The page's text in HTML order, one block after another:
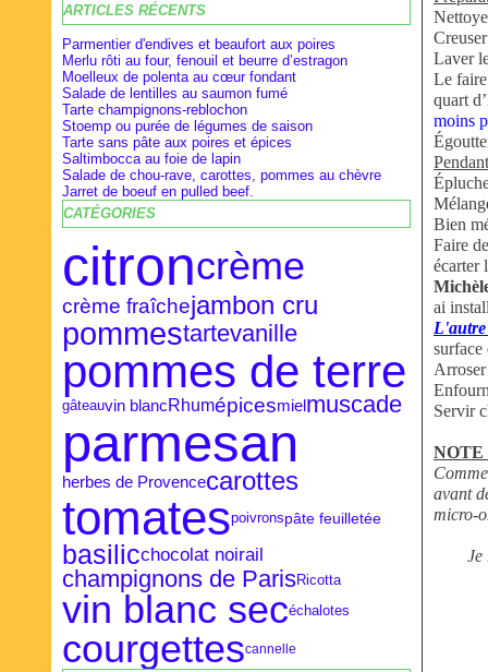
Février(9)
Janvier(8)
Février(16)
Janvier(18)
Avril(28)
Mars(27)
ARTICLES RÉCENTS
Parmentier d'endives et beaufort aux poires
Merlu rôti au four, fenouil et beurre d’estragon
Moelleux de polenta au cœur fondant
Salade de lentilles au saumon fumé
Tarte champignons-reblochon
Stoemp ou purée de légumes de saison
Tarte sans pâte aux poires et épices
Saltimbocca au foie de lapin
Salade de chou-rave, carottes, pommes au chèvre
Jarret de boeuf en pulled beef.
CATÉGORIES
citroncrème
crème fraîchejambon cru
pommestartevanille
pommes de terre
gâteauvin blancRhumépicesmielmuscade
parmesan
herbes de Provencecarottes
tomatespoivronspâte feuilletée
basilicchocolat noirail
champignons de ParisRicotta
vin blanc secéchalotes
courgettescannelle
Laver
Le faire
quart
moins
Bien
Faire
écarter
ai
surface
Servir
NOTE
avant
micro-
Je